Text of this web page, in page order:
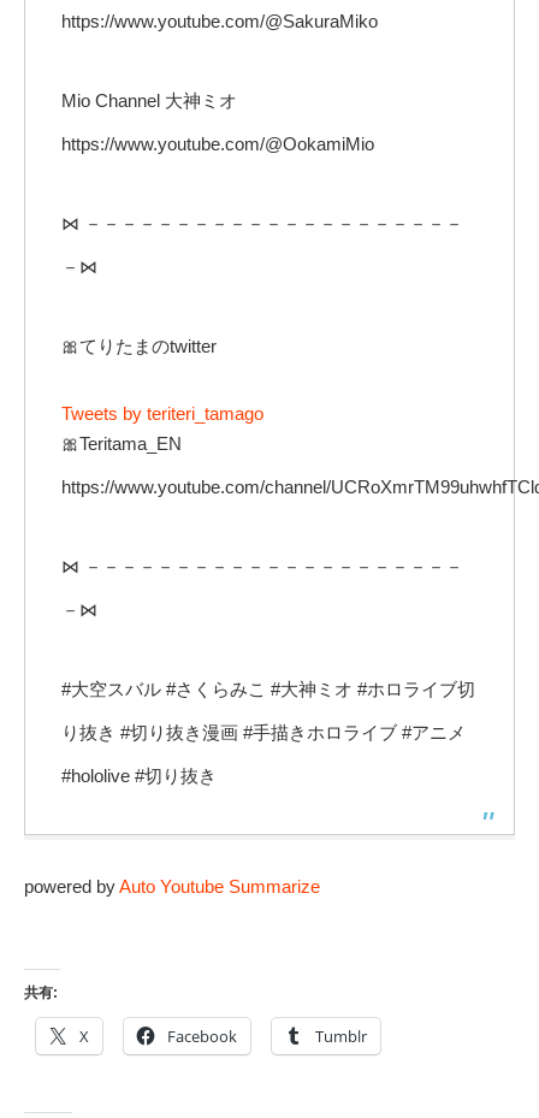
https://www.youtube.com/@SakuraMiko
Mio Channel 大神ミオ
https://www.youtube.com/@OokamiMio
⋈ －－－－－－－－－－－－－－－－－－－－－
－⋈
🎀てりたまのtwitter
Tweets by teriteri_tamago
🎀Teritama_EN
https://www.youtube.com/channel/
⋈ －－－－－－－－－－－－－－－－－－－－－
－⋈
#大空スバル​​ #さくらみこ #大神ミオ #ホロライブ切
り抜き​ #切り抜き漫画​ #手描きホロライブ​ #アニメ​
#hololive #切り抜き
powered byAuto Youtube Summarize
共有:
X Facebook Tumblr